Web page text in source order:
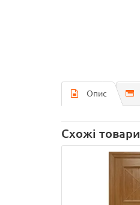
Опис
Схожі товари